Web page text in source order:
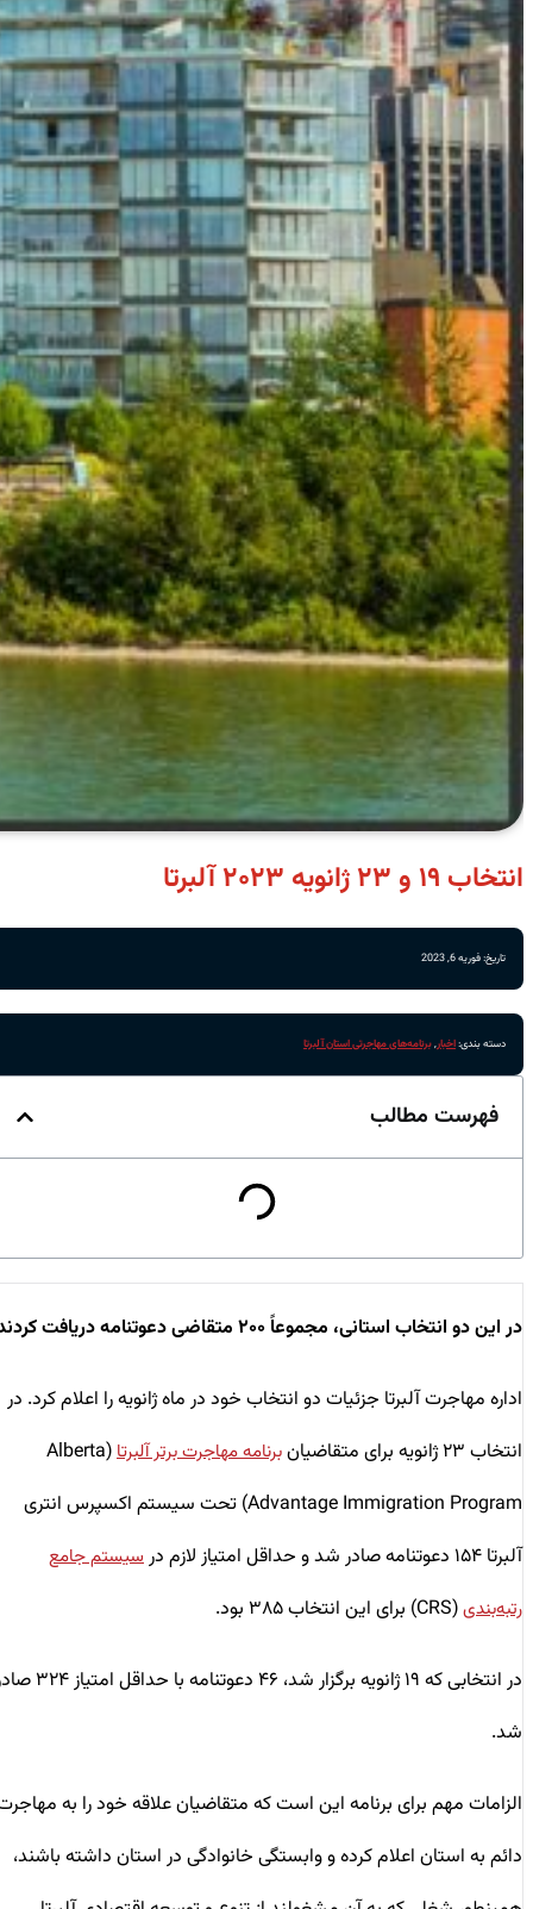
انتخاب ۱۹ و ۲۳ ژانویه ۲۰۲۳ آلبرتا
تاریخ: فوریه 6, 2023
دسته بندی:اخبار,برنامه‌های مهاجرتی استان آلبرتا
فهرست مطالب
در این دو انتخاب استانی، مجموعاً ۲۰۰ متقاضی دعوتنامه دریافت کردند
اداره مهاجرت آلبرتا جزئیات دو انتخاب خود در ماه ژانویه را اعلام کرد. در
انتخاب ۲۳ ژانویه برای متقاضیان
برنامه مهاجرت برتر آلبرتا (Alberta
Advantage Immigration Program) تحت سیستم اکسپرس انتری
آلبرتا ۱۵۴ دعوتنامه صادر شد و حداقل امتیاز لازم در
سیستم جامع
رتبه‌بندی(CRS) برای این انتخاب ۳۸۵ بود.
در انتخابی که ۱۹ ژانویه برگزار شد، ۴۶ دعوتنامه با حداقل امتیاز ۳۲۴ صادر
شد.
الزامات مهم برای برنامه این است که متقاضیان علاقه خود را به مهاجرت
دائم به استان اعلام کرده و وابستگی خانوادگی در استان داشته باشند،